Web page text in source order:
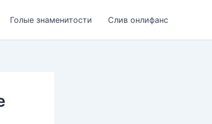
Голые знаменитости Слив онлифанс